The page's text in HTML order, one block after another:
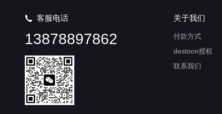
 客服电话
13878897862
关于我们
付款方式
destoon授权
联系我们